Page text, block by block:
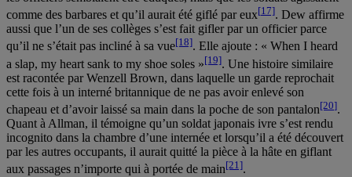
comme des barbares et qu’il aurait été giflé par eux[17]. Dew affirme
aussi que l’un de ses collèges s’est fait gifler par un officier parce
qu’il ne s’était pas incliné à sa vue[18]. Elle ajoute : « When I heard
a slap, my heart sank to my shoe soles »[19]. Une histoire similaire
est racontée par Wenzell Brown, dans laquelle un garde reprochait
cette fois à un interné britannique de ne pas avoir enlevé son
chapeau et d’avoir laissé sa main dans la poche de son pantalon[20].
Quant à Allman, il témoigne qu’un soldat japonais ivre s’est rendu
incognito dans la chambre d’une internée et lorsqu’il a été découvert
par les autres occupants, il aurait quitté la pièce à la hâte en giflant
aux passages n’importe qui à portée de main[21].